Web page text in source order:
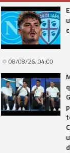
08/08/26, 04:00